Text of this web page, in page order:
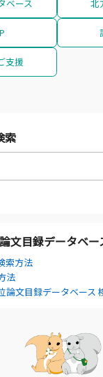
ベース 北
支援
索
文目録データベー
索方法
法
論文目録データベース